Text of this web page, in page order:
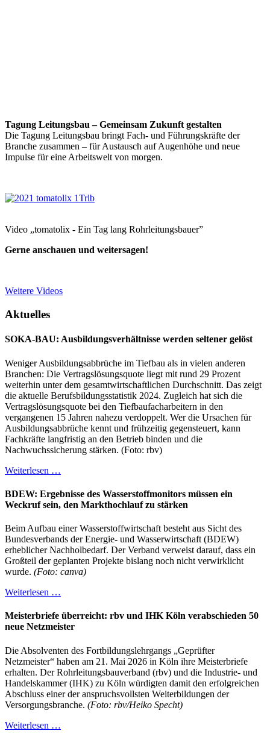
Tagung Leitungsbau – Gemeinsam Zukunft gestalten
Die Tagung Leitungsbau bringt Fach- und Führungskräfte der
Branche zusammen – für Austausch auf Augenhöhe und neue
Impulse für eine Arbeitswelt von morgen.
Video „tomatolix - Ein Tag lang Rohrleitungsbauer”
Gerne anschauen und weitersagen!
Weitere Videos
Aktuelles
SOKA-BAU: Ausbildungsverhältnisse werden seltener gelöst
Weniger Ausbildungsabbrüche im Tiefbau als in vielen anderen
Branchen: Die Vertragslösungsquote liegt mit rund 29 Prozent
weiterhin unter dem gesamtwirtschaftlichen Durchschnitt. Das zeigt
die aktuelle Berufsbildungsstatistik 2024. Zugleich hat sich die
Vertragslösungsquote bei den Tiefbaufacharbeitern in den
vergangenen 15 Jahren nahezu verdoppelt. Wer die Ursachen für
Ausbildungsabbrüche kennt und frühzeitig gegensteuert, kann
Fachkräfte langfristig an den Betrieb binden und die
Nachwuchssicherung stärken. (Foto: rbv)
Weiterlesen …
BDEW: Ergebnisse des Wasserstoffmonitors müssen ein
Weckruf sein, den Markthochlauf zu stärken
Beim Aufbau einer Wasserstoffwirtschaft besteht aus Sicht des
Bundesverbands der Energie- und Wasserwirtschaft (BDEW)
erheblicher Nachholbedarf. Der Verband verweist darauf, dass ein
Großteil der geplanten Projekte bislang noch nicht verwirklicht
wurde. (Foto: canva)
Weiterlesen …
Meisterbriefe überreicht: rbv und IHK Köln verabschieden 50
neue Netzmeister
Die Absolventen des Fortbildungslehrgangs „Geprüfter
Netzmeister“ haben am 21. Mai 2026 in Köln ihre Meisterbriefe
erhalten. Der Rohrleitungsbauverband (rbv) und die Industrie- und
Handelskammer (IHK) zu Köln würdigten damit den erfolgreichen
Abschluss einer der anspruchsvollsten Weiterbildungen der
Versorgungsbranche. (Foto: rbv/Heiko Specht)
Weiterlesen …